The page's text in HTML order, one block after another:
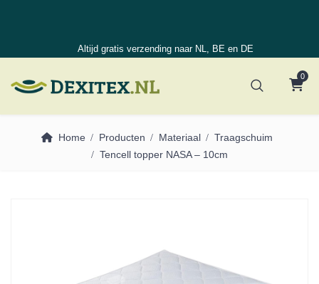
Altijd gratis verzending naar NL, BE en DE
0
Home Producten Materiaal
Traagschuim
Tencell topper NASA – 10cm